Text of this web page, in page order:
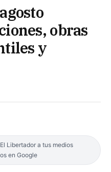
obras
y
Libertador a tus medios
en Google